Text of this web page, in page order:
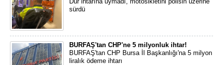
sürdü
BURFAŞ'tan CHP'ne 5 milyonluk ihtar!
BURFAŞ'tan CHP Bursa İl Başkanlığı'na 5 milyon
liralık ödeme ihtarı